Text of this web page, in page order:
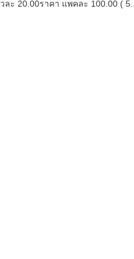
ะ 20.00ราคา แพคละ 100.00 ( 5...